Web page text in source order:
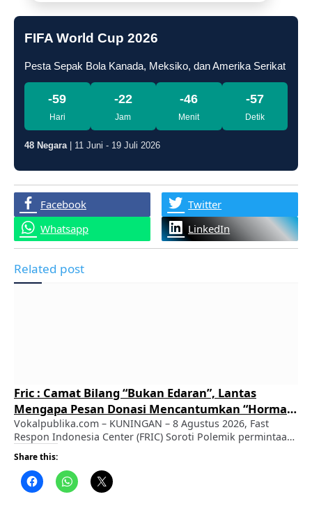
FIFA World Cup 2026
Pesta Sepak Bola Kanada, Meksiko, dan Amerika Serikat
-59
Hari
-22
Jam
-46
Menit
-58
Detik
48 Negara| 11 Juni - 19 Juli 2026
Facebook
Twitter
Whatsapp
LinkedIn
Related post
Fric : Camat Bilang “Bukan Edaran”, Lantas
Mengapa Pesan Donasi Mencantumkan “Hormat
Kami, Kantor Kecamatan”?
Vokalpublika.com – KUNINGAN – 8 Agustus 2026, Fast
Respon Indonesia Center (FRIC) Soroti Polemik permintaan
kontribusi sebesar Rp1,3 juta kepada sejumlah pengusaha
WiFi di Kecamatan Karangkancana, Kabupaten Kuningan,
memasuki babak baru setelah Camat Karangkancana
memberikan klarifikasi mengenai beredarnya pesan
Share this: